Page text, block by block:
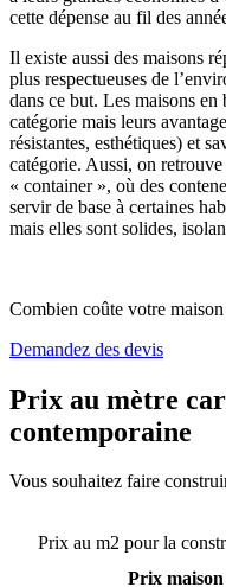
cette dépense au fil des
Il existe aussi des maisons
plus respectueuses de
dans ce but. Les maisons en
catégorie mais leurs
résistantes, esthétiques) et
catégorie. Aussi, on
« container », où des
servir de base à certaines
mais elles sont solides,
Combien coûte votre
Demandez des devis
Prix au mètre
contemporaine
Vous souhaitez faire
Prix au m2 pour la
Prix maison